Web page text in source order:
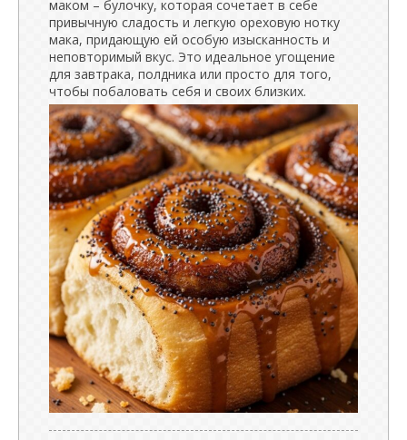
маком – булочку, которая сочетает в себе
привычную сладость и легкую ореховую нотку
мака, придающую ей особую изысканность и
неповторимый вкус. Это идеальное угощение
для завтрака, полдника или просто для того,
чтобы побаловать себя и своих близких.